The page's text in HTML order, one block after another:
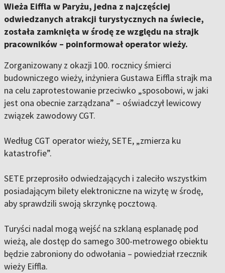
Wieża Eiffla w Paryżu, jedna z najczęściej
odwiedzanych atrakcji turystycznych na świecie,
została zamknięta w środę ze względu na strajk
pracowników – poinformował operator wieży.
Zorganizowany z okazji 100. rocznicy śmierci
budowniczego wieży, inżyniera Gustawa Eiffla strajk ma
na celu zaprotestowanie przeciwko „sposobowi, w jaki
jest ona obecnie zarządzana” – oświadczył lewicowy
związek zawodowy CGT.
Według CGT operator wieży, SETE, „zmierza ku
katastrofie”.
SETE przeprosiło odwiedzających i zaleciło wszystkim
posiadającym bilety elektroniczne na wizytę w środę,
aby sprawdzili swoją skrzynkę pocztową.
Turyści nadal mogą wejść na szklaną esplanadę pod
wieżą, ale dostęp do samego 300-metrowego obiektu
będzie zabroniony do odwołania – powiedział rzecznik
wieży Eiffla.